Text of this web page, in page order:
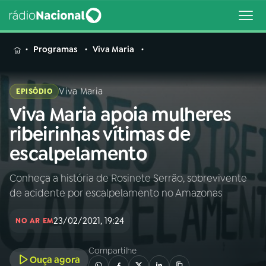
MENU
Buscar
na
Rádio
Nacional
Buscar
AO VIVO
INÍCIO
A RÁDIO
Programas Viva Maria
EPISÓDIO Viva Maria
Viva Maria apoia mulheres
ribeirinhas vítimas de
escalpelamento
Conheça a história de Rosinete Serrão, sobrevivente
de acidente por escalpelamento no Amazonas
NO AR EM23/02/2021, 19:24
Ouça agora
Compartilhe